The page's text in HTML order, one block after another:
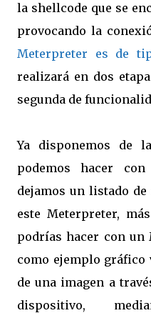
la shellcode que se
provocando la
Meterpreter es de
realizará en dos
segunda de
Ya disponemos de
podemos hacer
dejamos un listado
este Meterpreter,
podrías hacer con un
como ejemplo gráfico
de una imagen a
dispositivo,